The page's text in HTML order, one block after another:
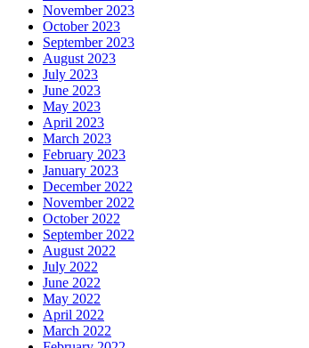
November 2023
October 2023
September 2023
August 2023
July 2023
June 2023
May 2023
April 2023
March 2023
February 2023
January 2023
December 2022
November 2022
October 2022
September 2022
August 2022
July 2022
June 2022
May 2022
April 2022
March 2022